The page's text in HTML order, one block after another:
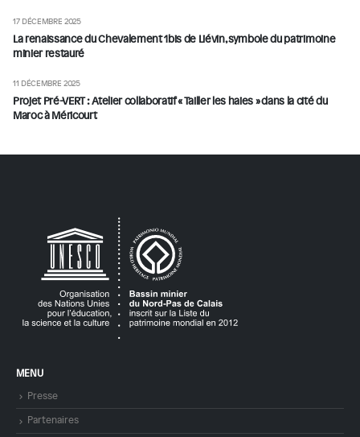
La renaissance du Chevalement 1bis de Liévin, symbole du patrimoine
minier restauré
17 DÉCEMBRE 2025
Projet Pré-VERT : Atelier collaboratif « Tailler les haies » dans la cité du
Maroc à Méricourt
11 DÉCEMBRE 2025
MENU
Presse
Partenaires